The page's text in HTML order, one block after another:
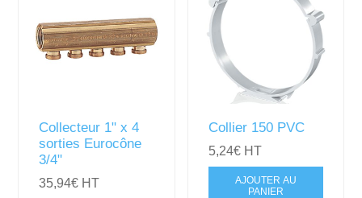
Collecteur 1" x 4
sorties Eurocône
3/4"
35,94€ HT
Collier 150 PVC
5,24€ HT
AJOUTER AU
PANIER